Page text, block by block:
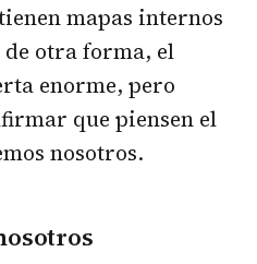
mapas internos
otra forma, el
enorme, pero
que piensen el
nosotros.